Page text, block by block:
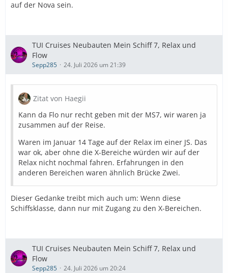
auf der Nova sein.
TUI Cruises Neubauten Mein Schiff 7, Relax und
Flow
Sepp285 24. Juli 2026 um 21:39
Zitat von Haegii
Kann da Flo nur recht geben mit der MS7, wir waren ja
zusammen auf der Reise.
Waren im Januar 14 Tage auf der Relax im einer JS. Das
war ok, aber ohne die X-Bereiche würden wir auf der
Relax nicht nochmal fahren. Erfahrungen in den
anderen Bereichen waren ähnlich Brücke Zwei.
Dieser Gedanke treibt mich auch um: Wenn diese
Schiffsklasse, dann nur mit Zugang zu den X-Bereichen.
TUI Cruises Neubauten Mein Schiff 7, Relax und
Flow
Sepp285 24. Juli 2026 um 20:24